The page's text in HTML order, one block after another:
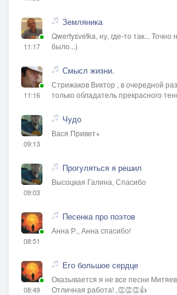
11:17
Земляника
Qwertysvetka, ну, где-то так...
было...)
11:16
Смысл жизни.
Стрижаков Виктор , в очередной
только обладатель прекрасного
09:13
Чудо
Вася Привет+
09:03
Прогуляться я решил
Высоцкая Галина, Спасибо
08:51
Песенка про поэтов
Анна Р., Анна спасибо!
08:49
Его большое сердце
Оказывается я не все песни
Отличная работа! ,👏👏👏👍